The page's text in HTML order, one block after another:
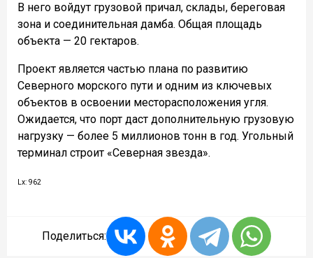
В него войдут грузовой причал, склады, береговая
зона и соединительная дамба. Общая площадь
объекта — 20 гектаров.
Проект является частью плана по развитию
Северного морского пути и одним из ключевых
объектов в освоении месторасположения угля.
Ожидается, что порт даст дополнительную грузовую
нагрузку — более 5 миллионов тонн в год. Угольный
терминал строит «Северная звезда».
Lx: 962
Поделиться: